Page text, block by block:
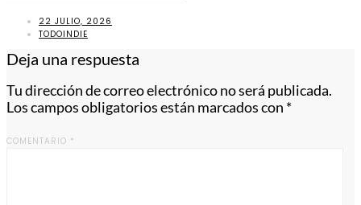
22 JULIO, 2026
TODOINDIE
Deja una respuesta
Tu dirección de correo electrónico no será publicada.
Los campos obligatorios están marcados con *
COMENTARIO *